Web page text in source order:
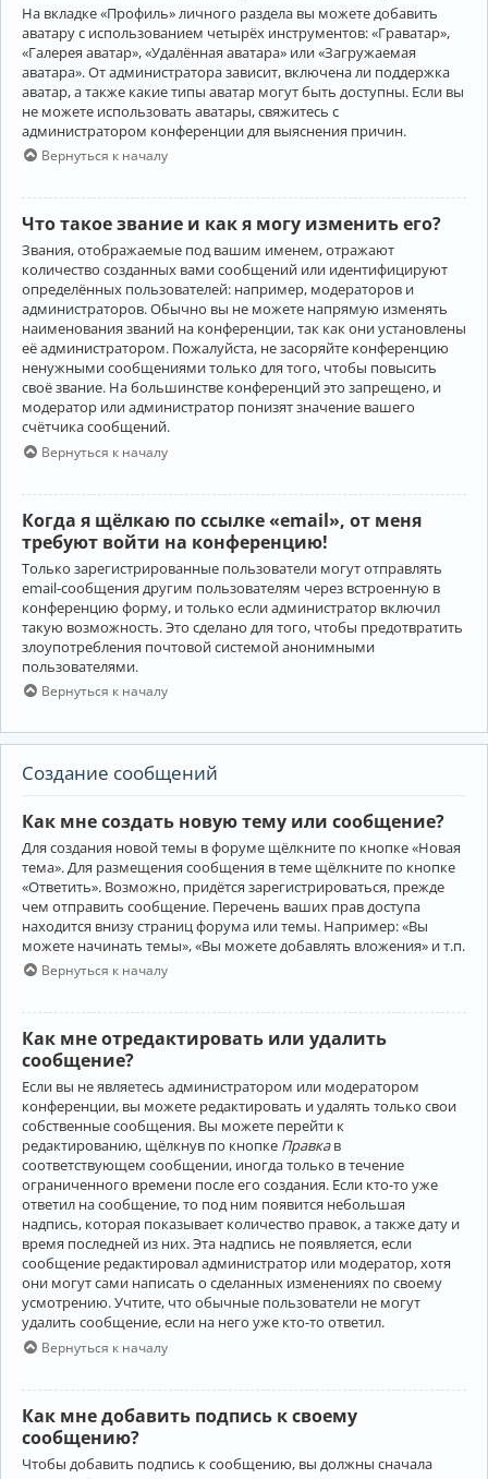
На вкладке «Профиль» личного раздела вы можете добавить
аватару с использованием четырёх инструментов: «Граватар»,
«Галерея аватар», «Удалённая аватара» или «Загружаемая
аватара». От администратора зависит, включена ли поддержка
аватар, а также какие типы аватар могут быть доступны. Если вы
не можете использовать аватары, свяжитесь с
администратором конференции для выяснения причин.
Вернуться к началу
Что такое звание и как я могу изменить его?
Звания, отображаемые под вашим именем, отражают
количество созданных вами сообщений или идентифицируют
определённых пользователей: например, модераторов и
администраторов. Обычно вы не можете напрямую изменять
наименования званий на конференции, так как они установлены
её администратором. Пожалуйста, не засоряйте конференцию
ненужными сообщениями только для того, чтобы повысить
своё звание. На большинстве конференций это запрещено, и
модератор или администратор понизят значение вашего
счётчика сообщений.
Вернуться к началу
Когда я щёлкаю по ссылке «email», от меня
требуют войти на конференцию!
Только зарегистрированные пользователи могут отправлять
email-сообщения другим пользователям через встроенную в
конференцию форму, и только если администратор включил
такую возможность. Это сделано для того, чтобы предотвратить
злоупотребления почтовой системой анонимными
пользователями.
Вернуться к началу
Создание сообщений
Как мне создать новую тему или сообщение?
Для создания новой темы в форуме щёлкните по кнопке «Новая
тема». Для размещения сообщения в теме щёлкните по кнопке
«Ответить». Возможно, придётся зарегистрироваться, прежде
чем отправить сообщение. Перечень ваших прав доступа
находится внизу страниц форума или темы. Например: «Вы
можете начинать темы», «Вы можете добавлять вложения» и т.п.
Вернуться к началу
Как мне отредактировать или удалить
сообщение?
Если вы не являетесь администратором или модератором
конференции, вы можете редактировать и удалять только свои
собственные сообщения. Вы можете перейти к
редактированию, щёлкнув по кнопке Правкав
соответствующем сообщении, иногда только в течение
ограниченного времени после его создания. Если кто-то уже
ответил на сообщение, то под ним появится небольшая
надпись, которая показывает количество правок, а также дату и
время последней из них. Эта надпись не появляется, если
сообщение редактировал администратор или модератор, хотя
они могут сами написать о сделанных изменениях по своему
усмотрению. Учтите, что обычные пользователи не могут
удалить сообщение, если на него уже кто-то ответил.
Вернуться к началу
Как мне добавить подпись к своему
сообщению?
Чтобы добавить подпись к сообщению, вы должны сначала